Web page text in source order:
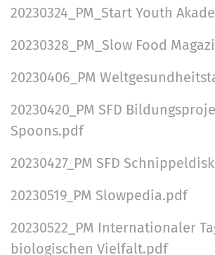
20230324_PM_Start Youth
20230328_PM_Slow Food
20230406_PM
20230420_PM SFD
Spoons.pdf
20230427_PM SFD
20230519_PM Slowpedia.pdf
20230522_PM Internationaler
biologischen Vielfalt.pdf